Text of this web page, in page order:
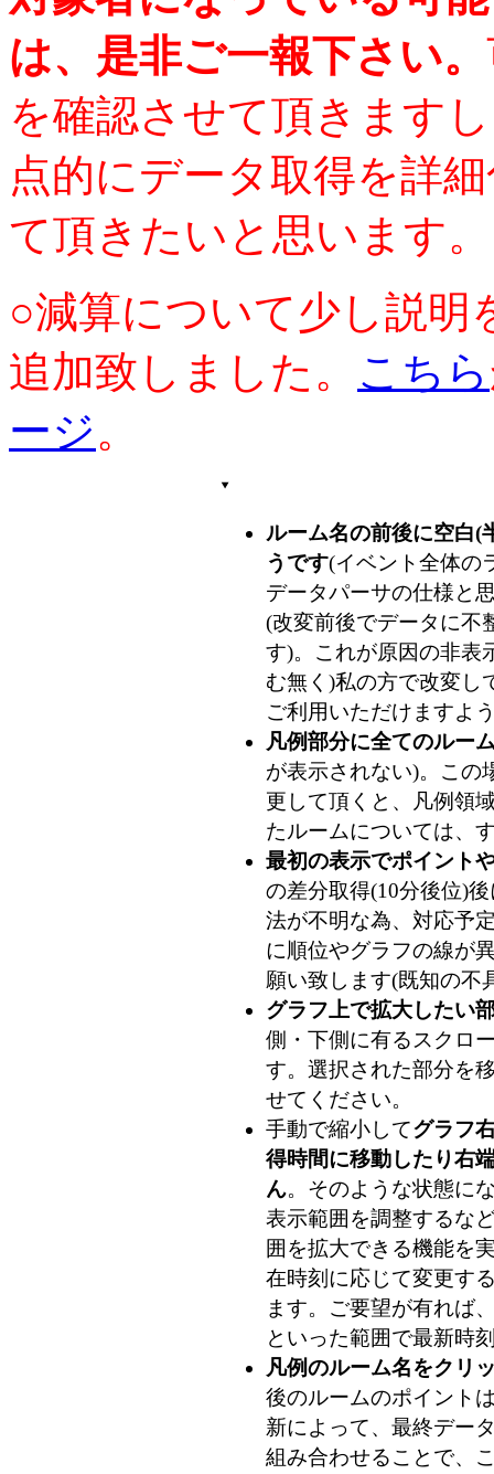
は、是非ご一報下さい。
を確認させて頂きます
点的にデータ取得を詳
て頂きたいと思います。
○減算について少し説明
追加致しました。 こちら
ージ。
ルーム名の前後に空白(
うです(イベント全体の
データパーサの仕様と
(改変前後でデータに不
す)。これが原因の非表
む無く)私の方で改変し
ご利用いただけますよ
凡例部分に全てのルー
が表示されない)。この
更して頂くと、凡例領
たルームについては、
最初の表示でポイント
の差分取得(10分後位)
法が不明な為、対応予
に順位やグラフの線が
願い致します(既知の不
グラフ上で拡大したい
側・下側に有るスクロ
す。選択された部分を
せてください。
手動で縮小してグラフ
得時間に移動したり右
ん。そのような状態に
表示範囲を調整するな
囲を拡大できる機能を
在時刻に応じて変更す
ます。ご要望が有れば
といった範囲で最新時
凡例のルーム名をクリ
後のルームのポイント
新によって、最終デー
組み合わせることで、